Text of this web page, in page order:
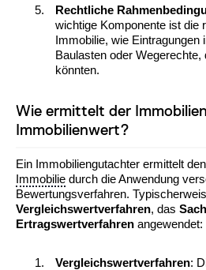
Rechtliche
wichtige Komponente ist die
Immobilie, wie Eintragungen
Baulasten oder
könnten.
Wie ermittelt der
Immobilienwert?
Ein Immobiliengutachter ermittelt den
Immobilie durch die Anwendung
Bewertungsverfahren.
Vergleichswertverfahren, das
Ertragswertverfahren angewendet:
Vergleichswertverfahren: